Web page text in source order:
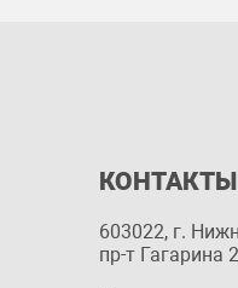
КОНТАКТЫ
603022, г.
пр-т Гагарина